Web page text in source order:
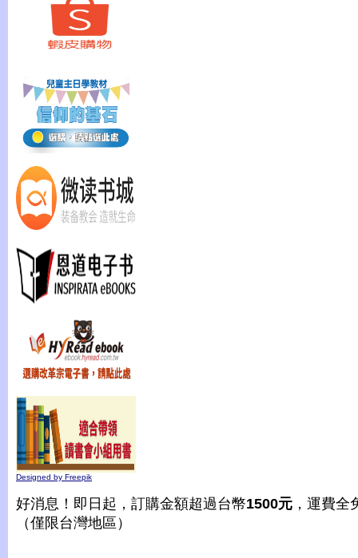
Designed by Freepik
好消息！即日起，訂購金額超過台幣1500元 ，運費全
（僅限台灣地區）